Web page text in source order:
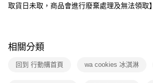
取貨日未取，商品會進行廢棄處理及無法領取】
相關分類
回到 行動購首頁 wa cookies 冰淇淋